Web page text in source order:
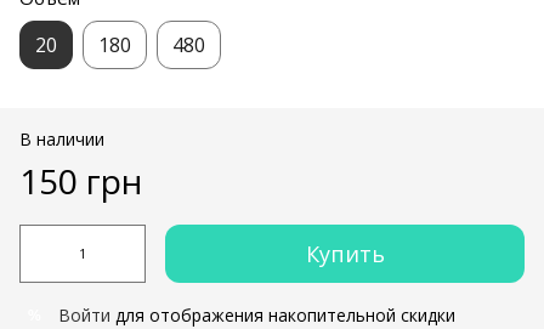
20 180 480
В наличии
150 грн
Купить
Войти для отображения накопительной скидки